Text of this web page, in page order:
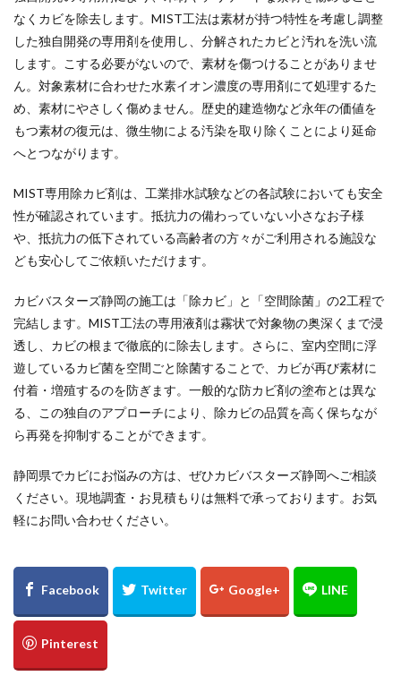
なくカビを除去します。MIST工法は素材が持つ特性を考慮し調整
した独自開発の専用剤を使用し、分解されたカビと汚れを洗い流
します。こする必要がないので、素材を傷つけることがありませ
ん。対象素材に合わせた水素イオン濃度の専用剤にて処理するた
め、素材にやさしく傷めません。歴史的建造物など永年の価値を
もつ素材の復元は、微生物による汚染を取り除くことにより延命
へとつながります。
MIST専用除カビ剤は、工業排水試験などの各試験においても安全
性が確認されています。抵抗力の備わっていない小さなお子様
や、抵抗力の低下されている高齢者の方々がご利用される施設な
ども安心してご依頼いただけます。
カビバスターズ静岡の施工は「除カビ」と「空間除菌」の2工程で
完結します。MIST工法の専用液剤は霧状で対象物の奥深くまで浸
透し、カビの根まで徹底的に除去します。さらに、室内空間に浮
遊しているカビ菌を空間ごと除菌することで、カビが再び素材に
付着・増殖するのを防ぎます。一般的な防カビ剤の塗布とは異な
る、この独自のアプローチにより、除カビの品質を高く保ちなが
ら再発を抑制することができます。
静岡県でカビにお悩みの方は、ぜひカビバスターズ静岡へご相談
ください。現地調査・お見積もりは無料で承っております。お気
軽にお問い合わせください。